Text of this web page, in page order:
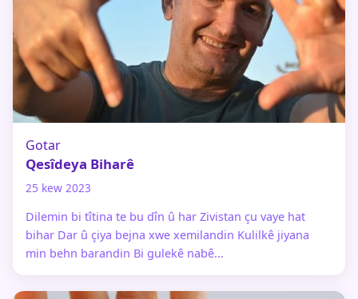
Gotar
Qesîdeya Biharê
25 kew 2023
Dilemin bi tîtina te bu dîn û har Zivistan çu vaye hat
bihar Dar û çiya bejna xwe xemilandin Kulilkê jiyana
min behn barandin Bi gulekê nabê...